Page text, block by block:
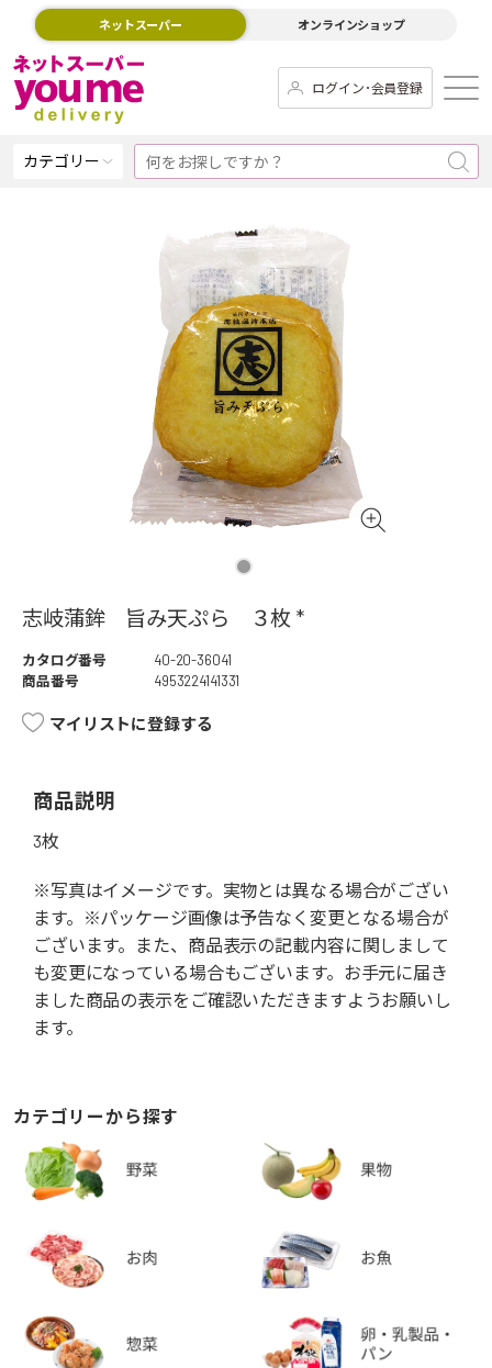
ネットスーパー オンラインショップ
ログイン･会員登録
カテゴリー
志岐蒲鉾 旨み天ぷら ３枚 *
カタログ番号
40-20-36041
商品番号
4953224141331
マイリストに登録する
商品説明
3枚
※写真はイメージです。実物とは異なる場合がござい
ます。※パッケージ画像は予告なく変更となる場合が
ございます。また、商品表示の記載内容に関しまして
も変更になっている場合もございます。お手元に届き
ました商品の表示をご確認いただきますようお願いし
ます。
カテゴリーから探す